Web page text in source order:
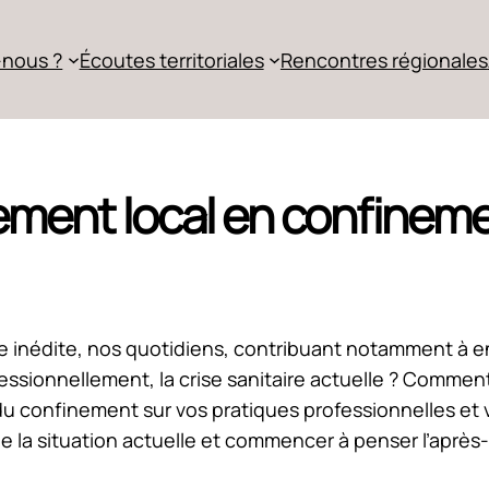
? Écoutes territoriales Rencontres régionales
local en
inédite, nos quotidiens, contribuant notamment à
la crise sanitaire actuelle ?
confinement sur vos pratiques professionnelles
situation actuelle et commencer à penser